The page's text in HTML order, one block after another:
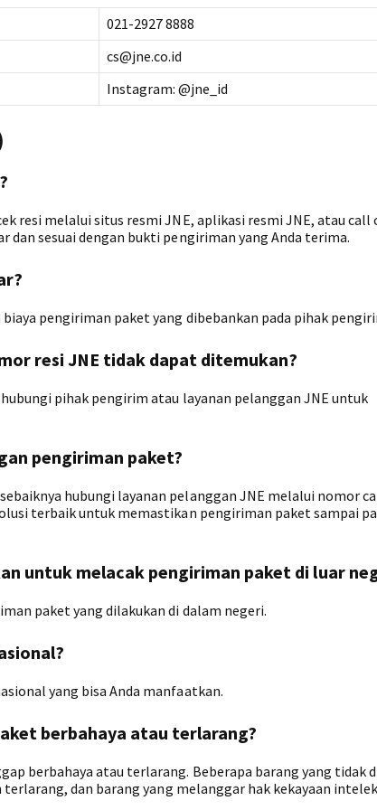
021-2927 8888
cs@jne.co.id
Instagram: @jne_id
resi melalui situs resmi JNE, aplikasi resmi JNE, atau call
dan sesuai dengan bukti pengiriman yang Anda terima.
pengiriman paket yang dibebankan pada pihak
resi JNE tidak dapat ditemukan?
pihak pengirim atau layanan pelanggan JNE untuk
pengiriman paket?
hubungi layanan pelanggan JNE melalui nomor
terbaik untuk memastikan pengiriman paket sampai
untuk melacak pengiriman paket di luar
paket yang dilakukan di dalam negeri.
yang bisa Anda manfaatkan.
berbahaya atau terlarang?
berbahaya atau terlarang. Beberapa barang yang tidak
dan barang yang melanggar hak kekayaan